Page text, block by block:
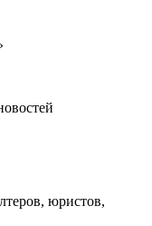
юристов,